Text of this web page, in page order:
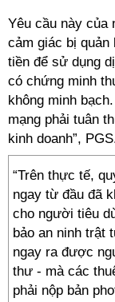
Yêu cầu này của
cảm giác bị quản
tiền để sử dụng
có chứng minh
không minh
mạng phải tuân
kinh doanh”,
“Trên thực tế,
ngay từ đầu đã
cho người tiêu
bảo an ninh trật
ngay ra được
thư - mà các
phải nộp bản